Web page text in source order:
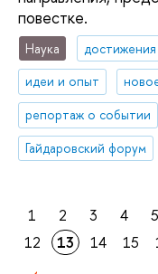
повестке.
Наука
достижения
идеи и опыт
репортаж о событии
Гайдаровский форум
1 2 3 4 5
12
13 14 15